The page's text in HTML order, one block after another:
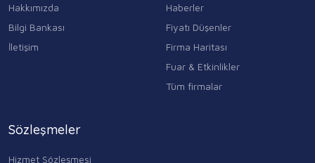
Hakkımızda
Bilgi Bankası
İletişim
Haberler
Fiyatı Düşenler
Firma Haritası
Fuar & Etkinlikler
Tüm firmalar
Sözleşmeler
Hizmet Sözleşmesi